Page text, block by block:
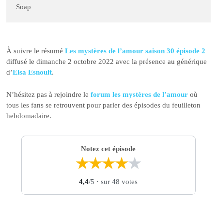
Soap
À suivre le résuméLes mystères de l’amour saison 30 épisode 2
diffusé le dimanche 2 octobre 2022 avec la présence au générique
d’Elsa Esnoult.
N’hésitez pas à rejoindre leforum les mystères de l’amour où
tous les fans se retrouvent pour parler des épisodes du feuilleton
hebdomadaire.
Notez cet épisode
★★★★★
4,4/5 · sur 48 votes